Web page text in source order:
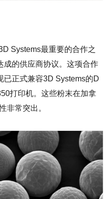
Systems最重要的合作之
成的供应商协议。这项合作
正式兼容3D Systems的D
打印机。这些粉末在加拿
非常突出。